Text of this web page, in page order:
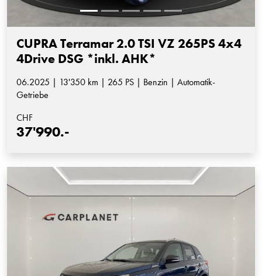
CUPRA Terramar 2.0 TSI VZ 265PS 4x4
4Drive DSG *inkl. AHK*
06.2025 | 13'350 km | 265 PS | Benzin | Automatik-
Getriebe
CHF
37'990.-